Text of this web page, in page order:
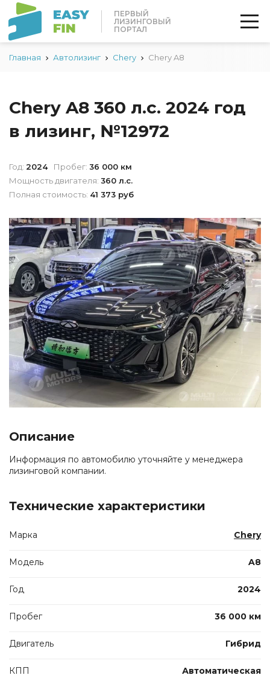
ПЕРВЫЙ
ЛИЗИНГОВЫЙ
ПОРТАЛ
Главная Автолизинг Chery Chery A8
Chery A8 360 л.с. 2024 год
в лизинг, №12972
Год: 2024 Пробег: 36 000 км
Мощность двигателя: 360 л.с.
Полная стоимость: 41 373 руб
Описание
Информация по автомобилю уточняйте у менеджера
лизинговой компании.
Технические характеристики
Марка Chery
Модель A8
Год 2024
Пробег 36 000 км
Двигатель Гибрид
КПП Автоматическая